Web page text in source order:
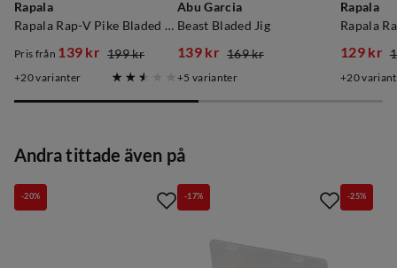
Rapala
Rapala Rap-V Pike Bladed Jig Bb
discounted
Pris från 139 kr
original
199 kr
20varianter
Abu Garcia
Beast Bladed Jig
discounted
139 kr
original
169 kr
5 varianter
Rapala
129 kr
original
20
Andra tittade även på
-20% -17% -25%